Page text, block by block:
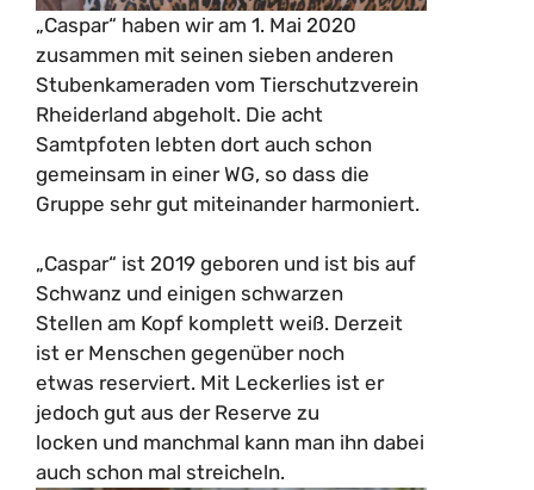
„Caspar“ haben wir am 1. Mai 2020
zusammen mit seinen sieben anderen
Stubenkameraden vom Tierschutzverein
Rheiderland abgeholt. Die acht
Samtpfoten lebten dort auch schon
gemeinsam in einer WG, so dass die
Gruppe sehr gut miteinander harmoniert.
„Caspar“ ist 2019 geboren und ist bis auf
Schwanz und einigen schwarzen
Stellen am Kopf komplett weiß. Derzeit
ist er Menschen gegenüber noch
etwas reserviert. Mit Leckerlies ist er
jedoch gut aus der Reserve zu
locken und manchmal kann man ihn dabei
auch schon mal streicheln.